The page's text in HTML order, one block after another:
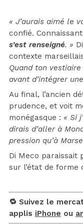
« J’aurais aimé le
confié.
s’est renseigné. »
contexte
Quand ton
avant d’intégrer
Au final, l’ancien
prudence, et voit
monégasque : « Si
dirais d’aller à
pression qu’à
Di Meco paraissait
sur l’état de forme
🔁 Suivez le
applis iPhone ou